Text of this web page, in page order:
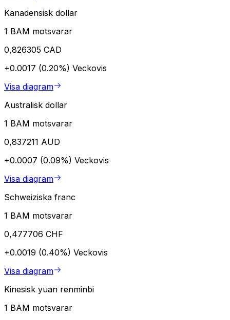
Kanadensisk dollar
1 BAM motsvarar
0,826305 CAD
+0.0017 (0.20%) Veckovis
Visa diagram
Australisk dollar
1 BAM motsvarar
0,837211 AUD
+0.0007 (0.09%) Veckovis
Visa diagram
Schweiziska franc
1 BAM motsvarar
0,477706 CHF
+0.0019 (0.40%) Veckovis
Visa diagram
Kinesisk yuan renminbi
1 BAM motsvarar